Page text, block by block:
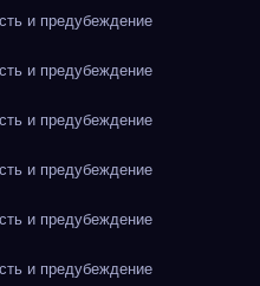
и предубеждение
и предубеждение
и предубеждение
и предубеждение
и предубеждение
и предубеждение